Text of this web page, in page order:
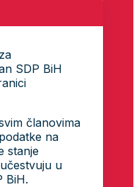
SDP BiH
članovima
na
stanje
u
BiH.